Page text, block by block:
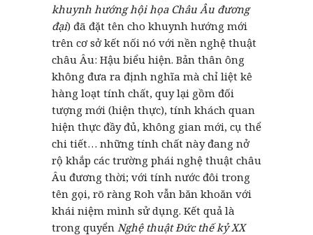
khuynh hướng hội họa Châu Âu đương
đại) đã đặt tên cho khuynh hướng mới
trên cơ sở kết nối nó với nền nghệ thuật
châu Âu: Hậu biểu hiện. Bản thân ông
không đưa ra định nghĩa mà chỉ liệt kê
hàng loạt tính chất, quy lại gồm đối
tượng mới (hiện thực), tính khách quan
hiện thực đầy đủ, không gian mới, cụ thể
chi tiết… những tính chất này đang nở
rộ khắp các trường phái nghệ thuật châu
Âu đương thời; với tính nước đôi trong
tên gọi, rõ ràng Roh vẫn băn khoăn với
khái niệm mình sử dụng. Kết quả là
trong quyển Nghệ thuật Đức thế kỷ XX